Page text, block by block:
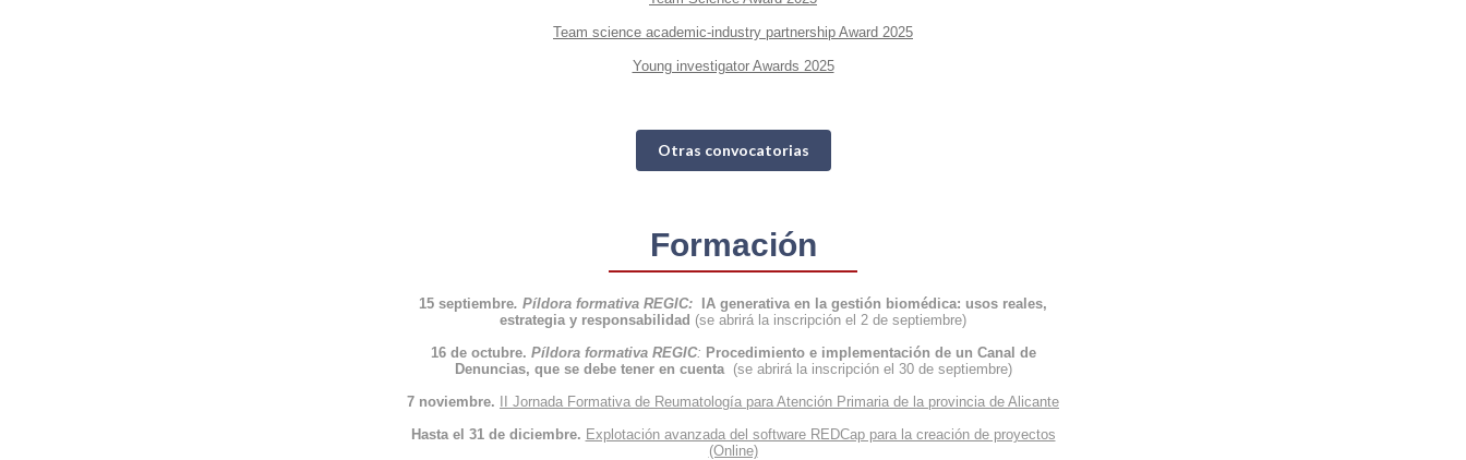
Team science academic-industry partnership Award 2025
Young investigator Awards 2025
Otras convocatorias
Formación
15 septiembre. Píldora formativa REGIC:
IA generativa en la gestión biomédica: usos reales,
estrategia y responsabilidad (se abrirá la inscripción el 2 de septiembre)
16 de octubre. Píldora formativa REGIC: Procedimiento e implementación de un Canal de
Denuncias, que se debe tener en cuenta (se abrirá la inscripción el 30 de septiembre)
7 noviembre.
II Jornada Formativa de Reumatología para Atención Primaria de la provincia de Alicante
Hasta el 31 de diciembre. Explotación avanzada del software REDCap para la creación de proyectos
(Online)